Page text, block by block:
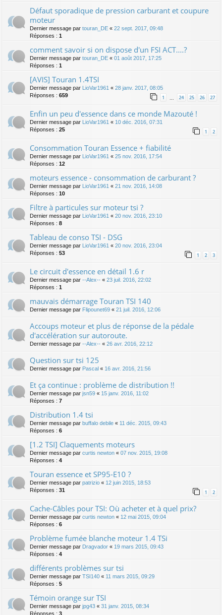
Défaut sporadique de pression carburant et coupure
moteur
Dernier message par touran_DE « 22 sept. 2017, 09:48
Réponses : 1
comment savoir si on dispose d'un FSI ACT....?
Dernier message par touran_DE « 01 août 2017, 17:25
Réponses : 1
[AVIS] Touran 1.4TSI
Dernier message par LioVar1961 « 28 janv. 2017, 08:05
Réponses : 659 1 24 25 26 27
Enfin un peu d'essence dans ce monde Mazouté !
Dernier message par LioVar1961 « 10 déc. 2016, 07:31
Réponses : 25 1 2
Consommation Touran Essence + fiabilité
Dernier message par LioVar1961 « 25 nov. 2016, 17:54
Réponses : 12
moteurs essence - consommation de carburant ?
Dernier message par LioVar1961 « 21 nov. 2016, 14:08
Réponses : 10
Filtre à particules sur moteur tsi ?
Dernier message par LioVar1961 « 20 nov. 2016, 23:10
Réponses : 8
Tableau de conso TSI - DSG
Dernier message par LioVar1961 « 20 nov. 2016, 23:04
Réponses : 53 1 2 3
Le circuit d'essence en détail 1.6 r
Dernier message par --Alex-- « 23 juil. 2016, 22:02
Réponses : 1
mauvais démarrage Touran TSI 140
Dernier message par Flipounet69 « 21 juil. 2016, 12:06
Accoups moteur et plus de réponse de la pédale
d'accélération sur autoroute.
Dernier message par --Alex-- « 26 avr. 2016, 22:12
Question sur tsi 125
Dernier message par Pascal « 16 avr. 2016, 21:56
Et ça continue : problème de distribution !!
Dernier message par jsn59 « 15 janv. 2016, 11:02
Réponses : 7
Distribution 1.4 tsi
Dernier message par buffalo debile « 11 déc. 2015, 09:43
Réponses : 6
[1.2 TSI] Claquements moteurs
Dernier message par curtis newton « 07 nov. 2015, 19:08
Réponses : 4
Touran essence et SP95-E10 ?
Dernier message par patrizio « 12 juin 2015, 18:53
Réponses : 31 1 2
Cache-Câbles pour TSI: Où acheter et à quel prix?
Dernier message par curtis newton « 12 mai 2015, 09:04
Réponses : 6
Problème fumée blanche moteur 1.4 TSi
Dernier message par Dragvador « 19 mars 2015, 09:43
Réponses : 4
différents problèmes sur tsi
Dernier message par TSI140 « 11 mars 2015, 09:29
Réponses : 5
Témoin orange sur TSI
Dernier message par jpg43 « 31 janv. 2015, 08:34
Réponses : 3